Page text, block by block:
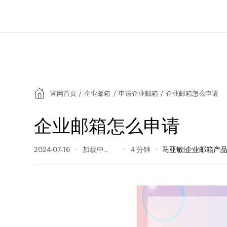
官网首页 / 企业邮箱 / 申请企业邮箱 / 企业邮箱怎么申请
企业邮箱怎么申请
2024-07-16 400 阅读量 4 分钟 马亚敏|企业邮箱产